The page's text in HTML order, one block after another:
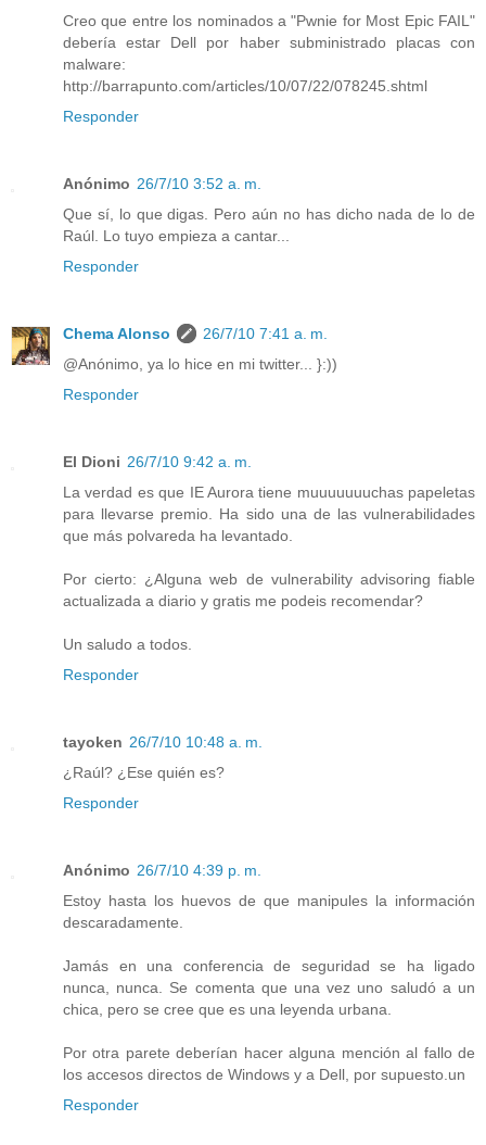
Creo que entre los nominados a "Pwnie for Most Epic FAIL"
debería estar Dell por haber subministrado placas con
malware:
http://barrapunto.com/articles/10/07/22/078245.shtml
Responder
Anónimo 26/7/10 3:52 a. m.
Que sí, lo que digas. Pero aún no has dicho nada de lo de
Raúl. Lo tuyo empieza a cantar...
Responder
Chema Alonso
26/7/10 7:41 a. m.
@Anónimo, ya lo hice en mi twitter... }:))
Responder
El Dioni 26/7/10 9:42 a. m.
La verdad es que IE Aurora tiene muuuuuuuchas papeletas
para llevarse premio. Ha sido una de las vulnerabilidades
que más polvareda ha levantado.
Por cierto: ¿Alguna web de vulnerability advisoring fiable
actualizada a diario y gratis me podeis recomendar?
Un saludo a todos.
Responder
tayoken 26/7/10 10:48 a. m.
¿Raúl? ¿Ese quién es?
Responder
Anónimo 26/7/10 4:39 p. m.
Estoy hasta los huevos de que manipules la información
descaradamente.
Jamás en una conferencia de seguridad se ha ligado
nunca, nunca. Se comenta que una vez uno saludó a un
chica, pero se cree que es una leyenda urbana.
Por otra parete deberían hacer alguna mención al fallo de
los accesos directos de Windows y a Dell, por supuesto.un
Responder